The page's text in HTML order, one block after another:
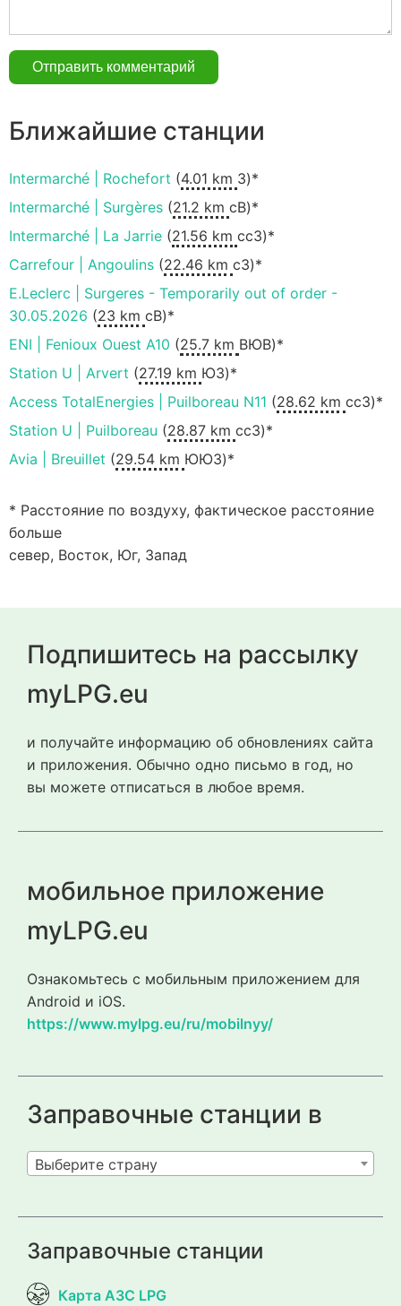
Ближайшие станции
Intermarché | Rochefort (4.01 km З)*
Intermarché | Surgères (21.2 km сВ)*
Intermarché | La Jarrie (21.56 km ccЗ)*
Carrefour | Angoulins (22.46 km сЗ)*
E.Leclerc | Surgeres - Temporarily out of order -
30.05.2026 (23 km сВ)*
ENI | Fenioux Ouest A10 (25.7 km ВЮВ)*
Station U | Arvert (27.19 km ЮЗ)*
Access TotalEnergies | Puilboreau N11 (28.62 km ccЗ)*
Station U | Puilboreau (28.87 km ccЗ)*
Avia | Breuillet (29.54 km ЮЮЗ)*
* Расстояние по воздуху, фактическое расстояние
больше
север, Восток, Юг, Запад
Подпишитесь на рассылку
myLPG.eu
и получайте информацию об обновлениях сайта
и приложения. Обычно одно письмо в год, но
вы можете отписаться в любое время.
мобильное приложение
myLPG.eu
Ознакомьтесь с мобильным приложением для
Android и iOS.
https://www.mylpg.eu/ru/mobilnyy/
Заправочные станции в
Выберите страну
Заправочные станции
Карта АЗС LPG